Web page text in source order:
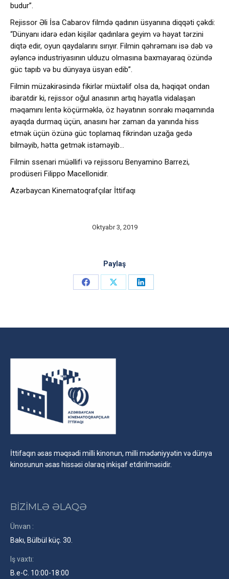
budur”.
Rejissor Əli İsa Cabarov filmdə qadının üsyanına diqqəti çəkdi:
“Dünyanı idarə edən kişilər qadınlara geyim və həyat tərzini
diqtə edir, oyun qaydalarını sırıyır. Filmin qəhrəmanı isə dəb və
əyləncə industriyasının ulduzu olmasına baxmayaraq özündə
güc tapıb və bu dünyaya üsyan edib”.
Filmin müzakirəsində fikirlər müxtəlif olsa da, həqiqət ondan
ibarətdir ki, rejissor oğul anasının artıq həyatla vidalaşan
məqamını lentə köçürməklə, öz həyatının sonrakı məqamında
ayaqda durmaq üçün, anasını hər zaman da yanında hiss
etmək üçün özünə güc toplamaq fikrindən uzağa gedə
bilməyib, hətta getmək istəməyib…
Filmin ssenari müəllifi və rejissoru Benyamino Barrezi,
prodüseri Filippo Macellonidir.
Azərbaycan Kinematoqrafçılar İttifaqı
Oktyabr 3, 2019
Paylaş
Share
Share
Share
İttifaqın əsas məqsədi milli kinonun, milli mədəniyyətin və dünya
kinosunun əsas hissəsi olaraq inkişaf etdirilməsidir.
BİZİMLƏ ƏLAQƏ
Ünvan :
Bakı, Bülbül küç. 30.
Iş vaxtı:
B.e-C. 10:00-18:00